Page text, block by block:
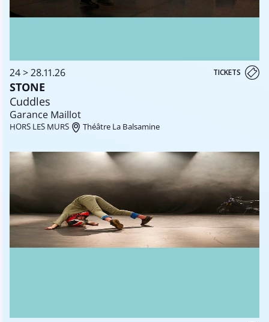
24 > 28.11.26 TICKETS
STONE
Cuddles
Garance Maillot
HORS LES MURS Théâtre La Balsamine